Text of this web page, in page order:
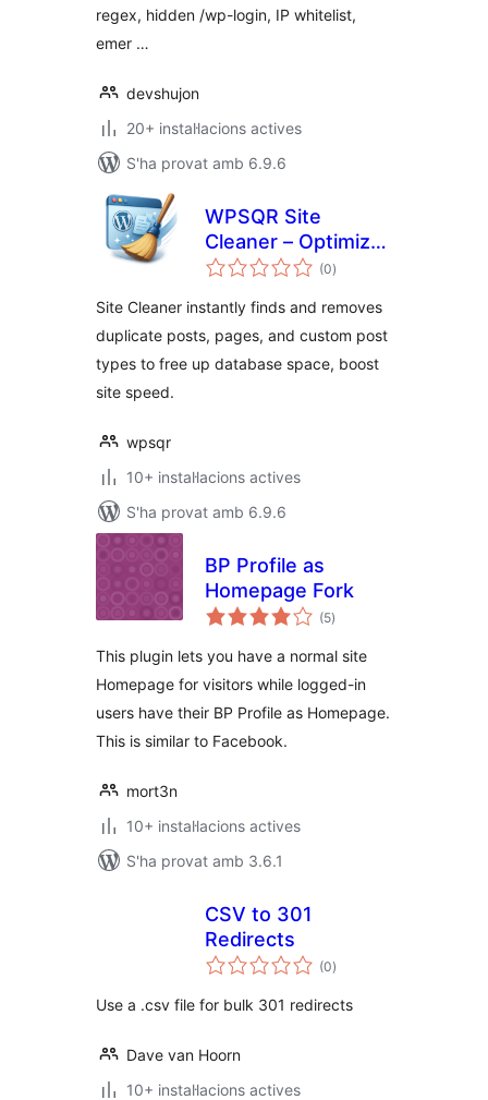
regex, hidden /wp-login, IP whitelist,
emer …
devshujon
20+ instal·lacions actives
S'ha provat amb 6.9.6
WPSQR Site
Cleaner – Optimize
WordPress by
Posts
(0puntuacions
totals
)
Site Cleaner instantly finds and removes
duplicate posts, pages, and custom post
types to free up database space, boost
site speed.
wpsqr
10+ instal·lacions actives
S'ha provat amb 6.9.6
BP Profile as
Homepage Fork
(5puntuacions
totals
)
This plugin lets you have a normal site
Homepage for visitors while logged-in
users have their BP Profile as Homepage.
This is similar to Facebook.
mort3n
10+ instal·lacions actives
S'ha provat amb 3.6.1
CSV to 301
Redirects
(0puntuacions
totals
)
Use a .csv file for bulk 301 redirects
Dave van Hoorn
10+ instal·lacions actives